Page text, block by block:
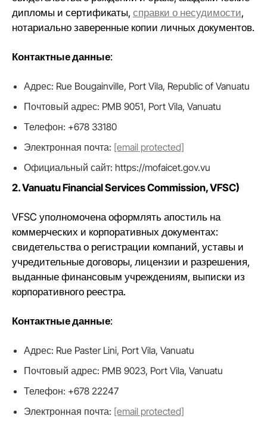
дипломы и сертификаты, справки о несудимости,
нотариально заверенные копии личных документов.
Контактные данные:
Адрес: Rue Bougainville, Port Vila, Republic of Vanuatu
Почтовый адрес: PMB 9051, Port Vila, Vanuatu
Телефон: +678 33180
Электронная почта: [email protected]
Официальный сайт: https://mofaicet.gov.vu
2. Vanuatu Financial Services Commission, VFSC)
VFSC уполномочена оформлять апостиль на
коммерческих и корпоративных документах:
свидетельства о регистрации компаний, уставы и
учредительные договоры, лицензии и разрешения,
выданные финансовым учреждениям, выписки из
корпоративного реестра.
Контактные данные:
Адрес: Rue Paster Lini, Port Vila, Vanuatu
Почтовый адрес: PMB 9023, Port Vila, Vanuatu
Телефон: +678 22247
Электронная почта: [email protected]